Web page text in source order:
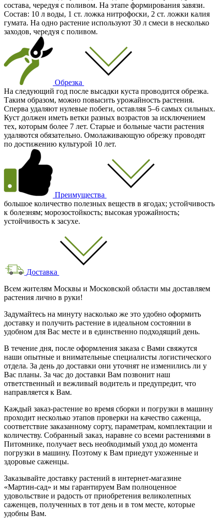
состава, чередуя с поливом. На этапе формирования завязи.
Состав: 10 л воды, 1 ст. ложка нитрофоски, 2 ст. ложки калия
гумата. На одно растение используют 30 л смеси в несколько
заходов, чередуя с поливом.
Обрезка
На следующий год после высадки куста проводится обрезка.
Таким образом, можно повысить урожайность растения.
Сперва удаляют нулевые побеги, оставляя 5–6 самых сильных.
Куст должен иметь ветки разных возрастов за исключением
тех, которым более 7 лет. Старые и больные части растения
удаляются обязательно. Омолаживающую обрезку проводят
по достижению культурой 10 лет.
Преимущества
большое количество полезных веществ в ягодах; устойчивость
к болезням; морозостойкость; высокая урожайность;
устойчивость к засухе.
Доставка
Всем жителям Москвы и Московской области мы доставляем
растения лично в руки!
Задумайтесь на минуту насколько же это удобно оформить
доставку и получить растение в идеальном состоянии в
удобном для Вас месте и в единственно подходящий день.
В течение дня, после оформления заказа с Вами свяжутся
наши опытные и внимательные специалисты логистического
отдела. За день до доставки они уточнят не изменились ли у
Вас планы. За час до доставки Вам позвонит наш
ответственный и вежливый водитель и предупредит, что
направляется к Вам.
Каждый заказ-растение во время сборки и погрузки в машину
проходит несколько этапов проверки на качество саженца,
соответствие заказанному сорту, параметрам, комплектации и
количеству. Собранный заказ, наравне со всеми растениями в
Питомнике, получает весь необходимый уход до момента
погрузки в машину. Поэтому к Вам приедут ухоженные и
здоровые саженцы.
Заказывайте доставку растений в интернет-магазине
«Мартин-сад» и мы гарантируем Вам полноценное
удовольствие и радость от приобретения великолепных
саженцев, полученных в тот день и в том месте, которые
удобны Вам.